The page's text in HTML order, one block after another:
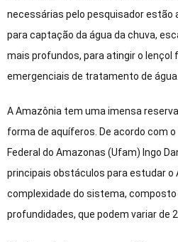
necessárias pelo pesquisador estão
para captação da água da chuva,
mais profundos, para atingir o
emergenciais de tratamento de água.
A Amazônia tem uma imensa
forma de aquíferos. De acordo com
Federal do Amazonas (Ufam) Ingo
principais obstáculos para estudar o
complexidade do sistema,
profundidades, que podem variar de